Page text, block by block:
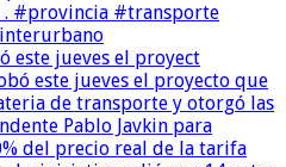
este jueves el proyect